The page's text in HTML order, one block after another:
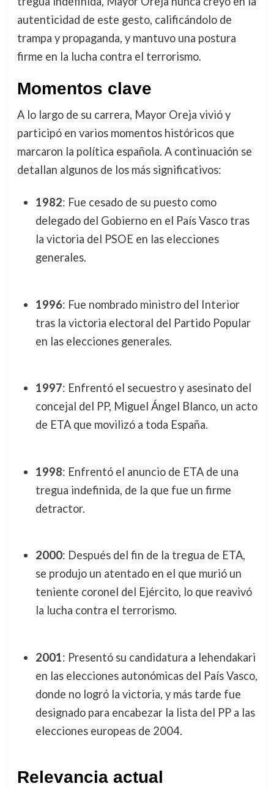
autenticidad de este gesto, calificándolo de
trampa y propaganda, y mantuvo una postura
firme en la lucha contra el terrorismo.
Momentos clave
A lo largo de su carrera, Mayor Oreja vivió y
participó en varios momentos históricos que
marcaron la política española. A continuación se
detallan algunos de los más significativos:
1982: Fue cesado de su puesto como
delegado del Gobierno en el País Vasco tras
la victoria del PSOE en las elecciones
generales.
1996: Fue nombrado ministro del Interior
tras la victoria electoral del Partido Popular
en las elecciones generales.
1997: Enfrentó el secuestro y asesinato del
concejal del PP, Miguel Ángel Blanco, un acto
de ETA que movilizó a toda España.
1998: Enfrentó el anuncio de ETA de una
tregua indefinida, de la que fue un firme
detractor.
2000: Después del fin de la tregua de ETA,
se produjo un atentado en el que murió un
teniente coronel del Ejército, lo que reavivó
la lucha contra el terrorismo.
2001: Presentó su candidatura a lehendakari
en las elecciones autonómicas del País Vasco,
donde no logró la victoria, y más tarde fue
designado para encabezar la lista del PP a las
elecciones europeas de 2004.
Relevancia actual